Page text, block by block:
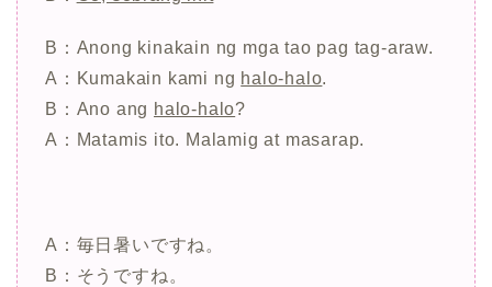
B：Anong kinakain ng mga tao pag tag-araw.
A：Kumakain kami ng halo-halo.
B：Ano ang halo-halo?
A：Matamis ito. Malamig at masarap.
A：毎日暑いですね。
B：そうですね。